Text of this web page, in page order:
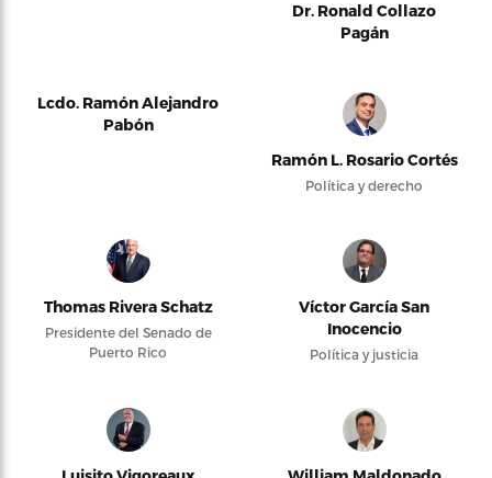
Dr. Ronald Collazo
Pagán
Lcdo. Ramón Alejandro
Pabón
Ramón L. Rosario Cortés
Política y derecho
Thomas Rivera Schatz
Presidente del Senado de
Puerto Rico
Víctor García San
Inocencio
Política y justicia